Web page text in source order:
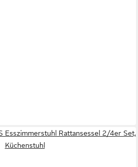
Esszimmerstuhl Rattansessel 2/4er Set,
Küchenstuhl